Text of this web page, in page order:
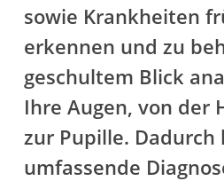
sowie Krankheiten
erkennen und zu
geschultem Blick
Ihre Augen, von der
zur Pupille.
umfassende